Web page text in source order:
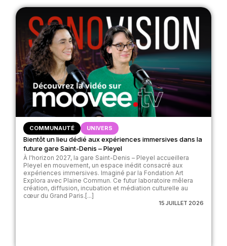
COMMUNAUTÉ UNIVERS
Bientôt un lieu dédié aux expériences immersives dans la
future gare Saint-Denis – Pleyel
À l'horizon 2027, la gare Saint-Denis – Pleyel accueillera
Pleyel en mouvement, un espace inédit consacré aux
expériences immersives. Imaginé par la Fondation Art
Explora avec Plaine Commun. Ce futur laboratoire mêlera
création, diffusion, incubation et médiation culturelle au
cœur du Grand Paris.[...]
15 JUILLET 2026